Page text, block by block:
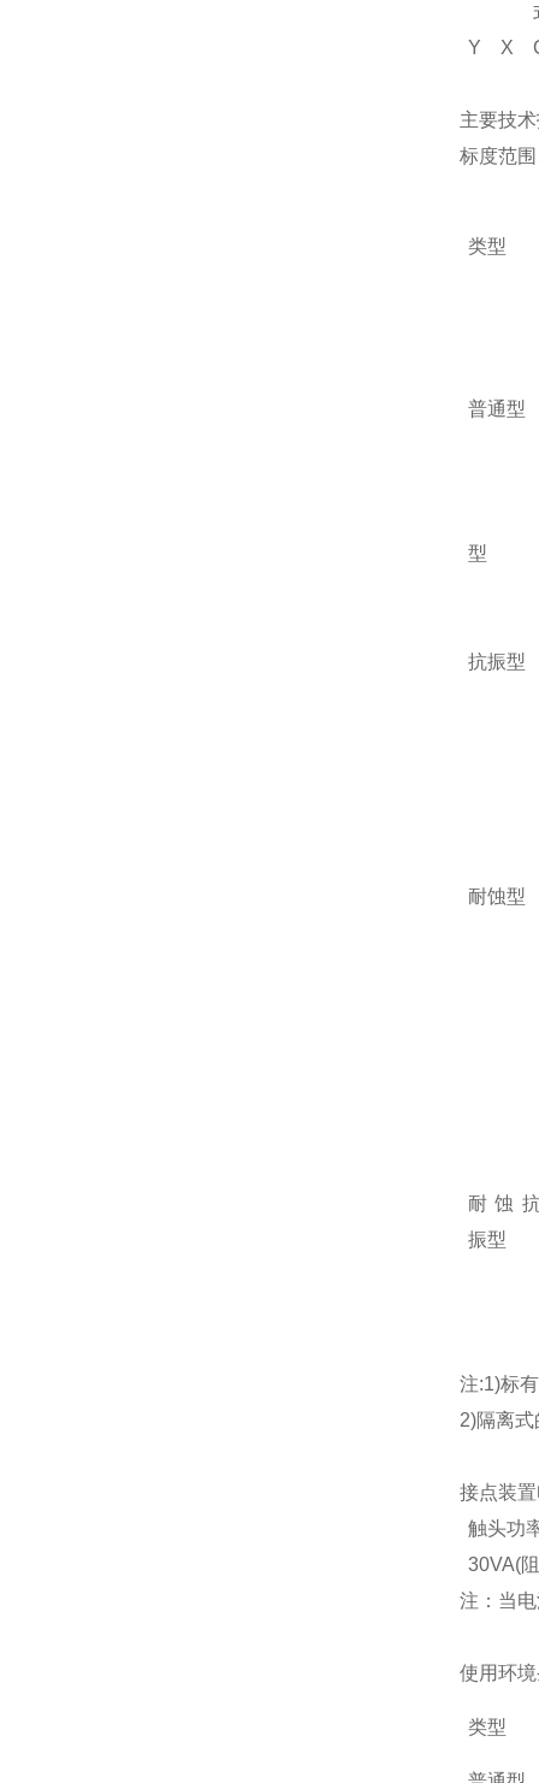
Y
X
主要技
标度范
类型
普通型
型
抗振型
耐蚀型
耐蚀
振型
注:1)标
2)隔离
接点装
触头功
30VA(
注：当
使用环
类型